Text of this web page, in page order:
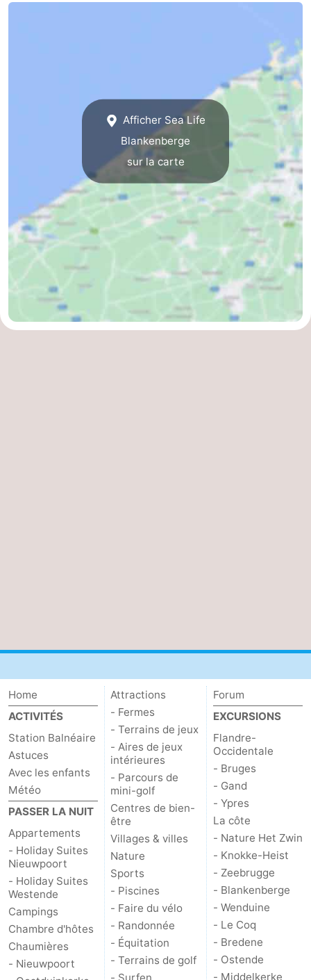
Le
-
Oostduinkerke
La
-
Westhoek
Contact
Afficher Sea Life
Blankenberge
sur la carte
Home
ACTIVITÉS
Station Balnéaire
Astuces
Avec les enfants
Météo
PASSER LA NUIT
Appartements
- Holiday Suites
Nieuwpoort
- Holiday Suites
Westende
Campings
Chambre d'hôtes
Chaumières
- Nieuwpoort
Attractions
- Fermes
- Terrains de jeux
- Aires de jeux
intérieures
- Parcours de
mini-golf
Centres de bien-
être
Villages & villes
Nature
Sports
- Piscines
- Faire du vélo
- Randonnée
- Équitation
- Terrains de golf
Forum
EXCURSIONS
Flandre-
Occidentale
- Bruges
- Gand
- Ypres
La côte
- Nature Het Zwin
- Knokke-Heist
- Zeebrugge
- Blankenberge
- Wenduine
- Le Coq
- Bredene
- Ostende
- Middelkerke